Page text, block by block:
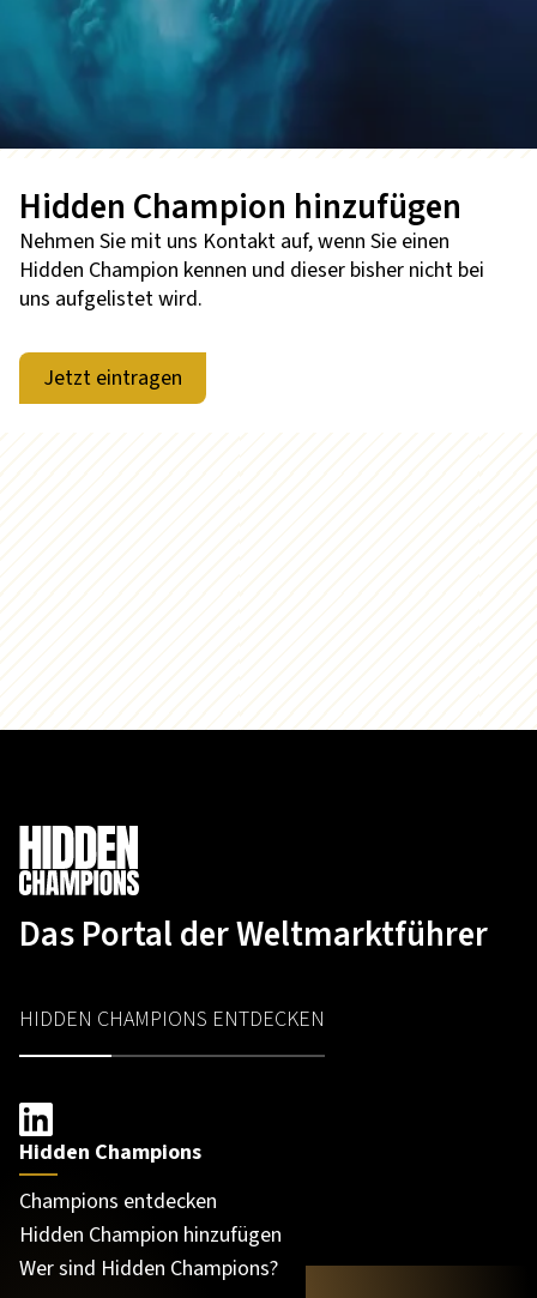
Hidden Champion hinzufügen
Nehmen Sie mit uns Kontakt auf, wenn Sie einen
Hidden Champion kennen und dieser bisher nicht bei
uns aufgelistet wird.
Jetzt eintragen
Das Portal der Weltmarktführer
HIDDEN CHAMPIONS ENTDECKEN
Hidden Champions
Champions entdecken
Hidden Champion hinzufügen
Wer sind Hidden Champions?